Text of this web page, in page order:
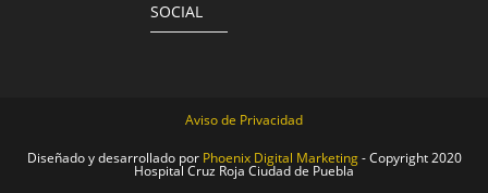
SOCIAL
Aviso de Privacidad
Diseñado y desarrollado por Phoenix Digital Marketing- Copyright 2020
Hospital Cruz Roja Ciudad de Puebla